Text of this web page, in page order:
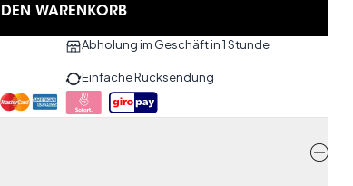
DEN WARENKORB
Abholung im Geschäft in 1 Stunde
Einfache Rücksendung